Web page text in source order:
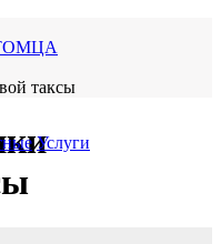
Услуги
таксы